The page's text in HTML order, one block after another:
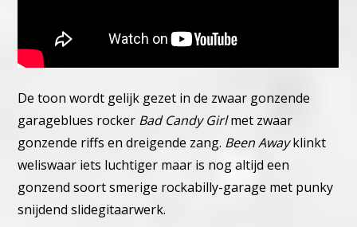
De toon wordt gelijk gezet in de zwaar gonzende
garageblues rocker Bad Candy Girlmet zwaar
gonzende riffs en dreigende zang. Been Awayklinkt
weliswaar iets luchtiger maar is nog altijd een
gonzend soort smerige rockabilly-garage met punky
snijdend slidegitaarwerk.